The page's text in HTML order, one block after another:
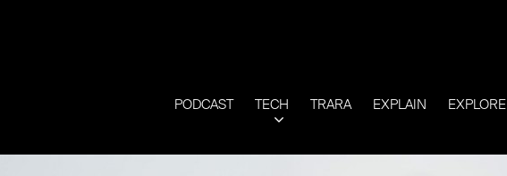
PODCAST TECH TRARA EXPLAIN EXPLORE